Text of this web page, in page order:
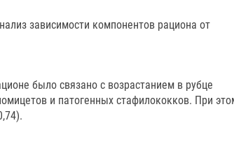
зависимости компонентов рациона от
было связано с возрастанием в рубце
и патогенных стафилококков. При